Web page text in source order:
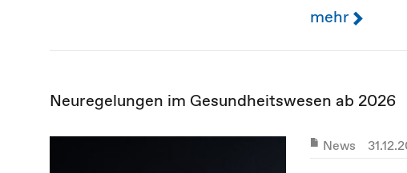
mehr
Neuregelungen im Gesundheitswesen ab 2026
News